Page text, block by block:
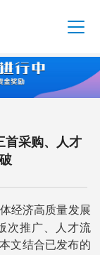
首采购、人才
经济高质量发展
次推广、人才流
文结合已发布的